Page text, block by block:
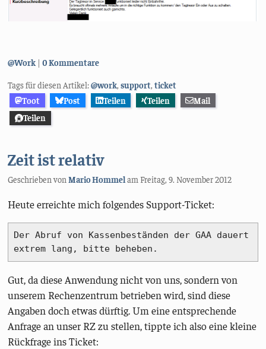
Kategorien:
@Work 0 Kommentare
Tags für diesen Artikel:@work,support,ticket
Toot
Post Teilen Teilen
Mail
Teilen
Zeit ist relativ
Geschrieben vonMario HommelamFreitag, 9. November 2012
Heute erreichte mich folgendes Support-Ticket:
Der Abruf von Kassenbeständen der GAA dauert
extrem lang, bitte beheben.
Gut, da diese Anwendung nicht von uns, sondern von
unserem Rechenzentrum betrieben wird, sind diese
Angaben doch etwas dürftig. Um eine entsprechende
Anfrage an unser RZ zu stellen, tippte ich also eine kleine
Rückfrage ins Ticket: